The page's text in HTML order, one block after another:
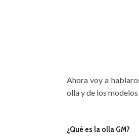
Ahora voy a
olla y de los
¿Qué es la olla GM?